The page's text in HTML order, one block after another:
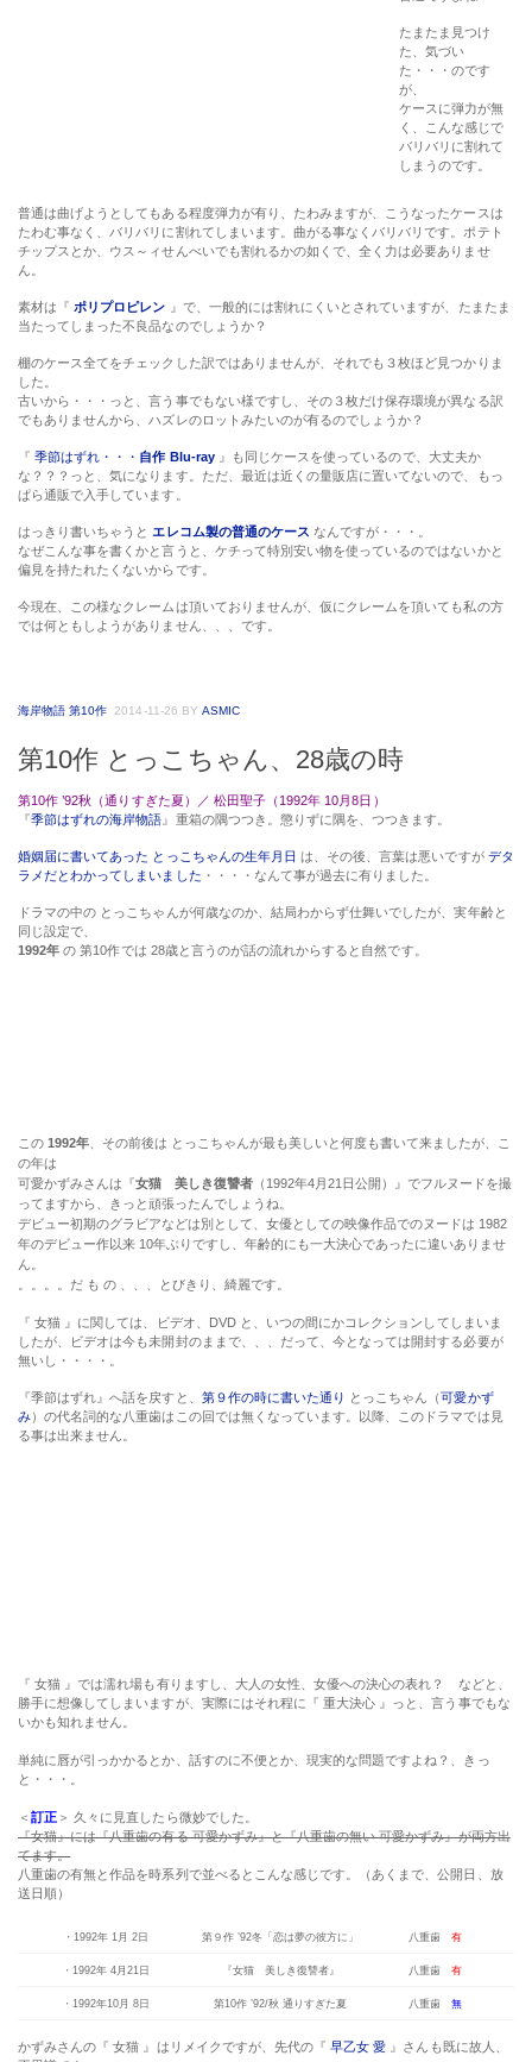
ケースに弾力が無く、こんな感じでバリバリに割れてしまうのです。
普通は曲げようとしてもある程度弾力が有り、たわみますが、こうなったケースは
たわむ事なく、バリバリに割れてしまいます。曲がる事なくバリバリです。ポテト
チップスとか、ウス～ィせんべいでも割れるかの如くで、全く力は必要ありませ
棚のケース全てをチェックした訳ではありませんが、それでも３枚ほど見つかりま
した。
古いから・・・っと、言う事でもない様ですし、その３枚だけ保存環境が異なる訳
『季節はずれ・・・自作 Blu-ray 』も同じケースを使っているので、大丈夫か
ぱら通販で入手しています。
はっきり書いちゃうとエレコム製の普通のケース なんですが・・・。
なぜこんな事を書くかと言うと、ケチって特別安い物を使っているのではないかと
今現在、この様なクレームは頂いておりませんが、仮にクレームを頂いても私の方
では何ともしようがありません、、、です。
第10作 とっこちゃん、28歳の時
ラメだとわかってしまいました・・・・なんて事が過去に有りました。
同じ設定で、
1992年の 第10作では 28歳と言うのが話の流れからすると自然です。
この1992年 、その前後は とっこちゃんが最も美しいと何度も書いて来ましたが、こ
の年は
無いし・・・・。
『季節はずれ』へ話を戻すと、 第９作の時に書いた通りとっこちゃん（可愛かず
）の代名詞的な八重歯はこの回では無くなっています。以降、このドラマでは見
る事は出来ません。
・1992年 1月 2日
・1992年10月 8日
かずみさんの『 女猫 』はリメイクですが、先代の『
不思議です。
季節はずれの海岸物語 ビデオ 動画 DVD Blu-ray 片岡鶴太郎 可愛かずみ
渡辺美奈代
FD3S プラグの補充